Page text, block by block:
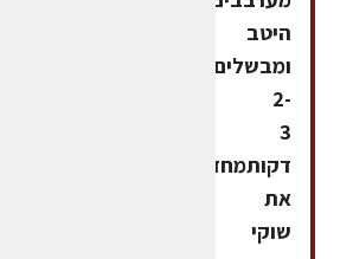
היטב
ומבשלים
2-
3
דקותמחזירים
את
שוקי